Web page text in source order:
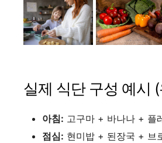
실제 식단 구성 예시
아침: 고구마 + 바나나 + 플
점심: 현미밥 + 된장국 + 브